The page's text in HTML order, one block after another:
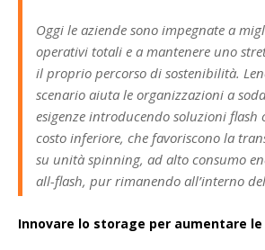
Oggi le aziende sono impegnate a
operativi totali e a mantenere uno
il proprio percorso di sostenibilità.
scenario aiuta le organizzazioni a
esigenze introducendo soluzioni flash
costo inferiore, che favoriscono la
su unità spinning, ad alto consumo
all-flash, pur rimanendo all’interno
Innovare lo storage per aumentare